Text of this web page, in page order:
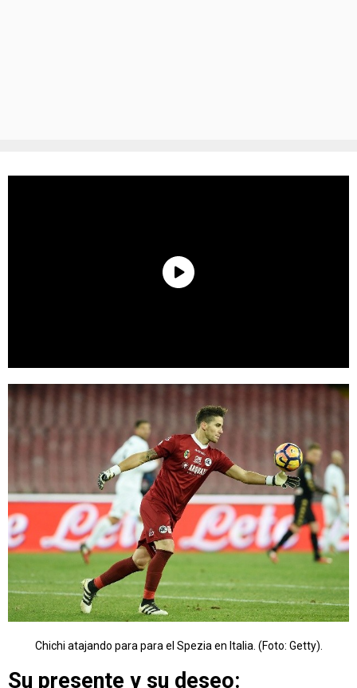
Chichi atajando para para el Spezia en Italia. (Foto: Getty).
Su presente y su deseo: